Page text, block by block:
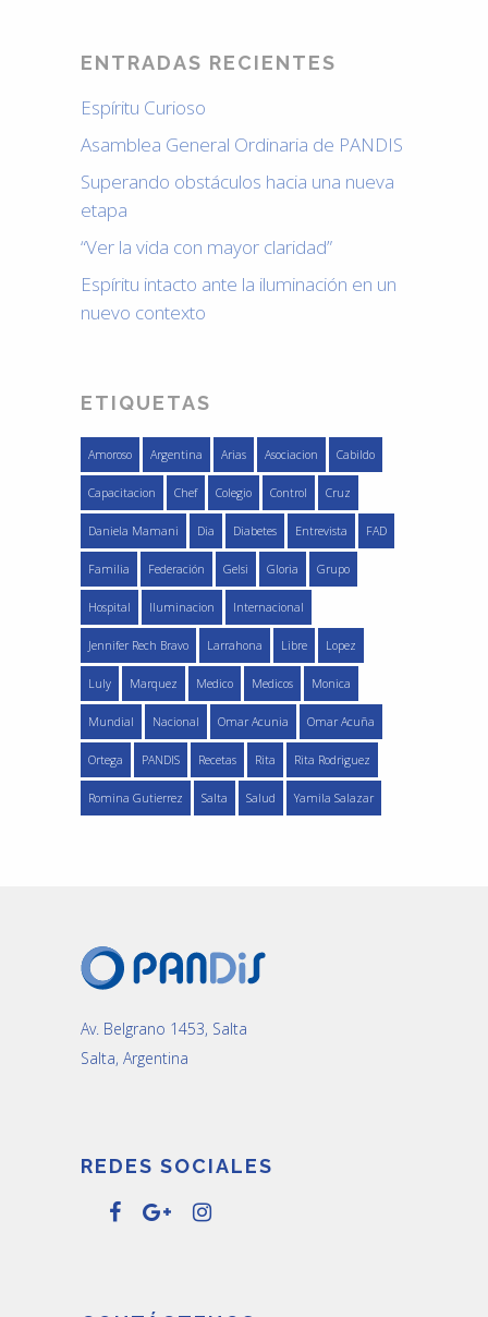
ENTRADAS RECIENTES
Espíritu Curioso
Asamblea General Ordinaria de PANDIS
Superando obstáculos hacia una nueva
etapa
“Ver la vida con mayor claridad”
Espíritu intacto ante la iluminación en un
nuevo contexto
ETIQUETAS
Amoroso Argentina Arias Asociacion Cabildo
Capacitacion Chef Colegio Control Cruz
Daniela Mamani Dia Diabetes Entrevista FAD
Familia Federación Gelsi Gloria Grupo
Hospital Iluminacion Internacional
Jennifer Rech Bravo Larrahona Libre Lopez
Luly Marquez Medico Medicos Monica
Mundial Nacional Omar Acunia Omar Acuña
Ortega PANDIS Recetas Rita Rita Rodriguez
Romina Gutierrez Salta Salud Yamila Salazar
Av. Belgrano 1453, Salta
Salta, Argentina
REDES SOCIALES